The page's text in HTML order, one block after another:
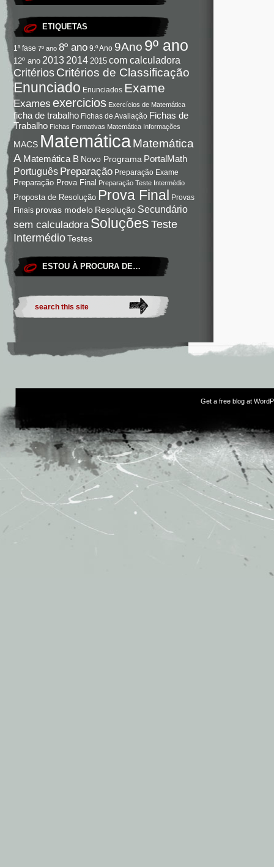
ETIQUETAS
1ª fase 7º ano 8º ano 9.º Ano 9Ano 9º ano
12º ano 2013 2014 2015 com calculadora
Critérios Critérios de Classificação
Enunciado Enunciados Exame
Exames exercicios Exercícios de Matemática
ficha de trabalho Fichas de Avaliação Fichas de
Trabalho Fichas Formativas Matemática Informações
MACS Matemática Matemática
A Matemática B Novo Programa PortalMath
Português Preparação Preparação Exame
Preparação Prova Final Preparação Teste Intermédio
Proposta de Resolução Prova Final Provas
Finais provas modelo Resolução Secundário
sem calculadora Soluções Teste
IntermédioTestes
ESTOU À PROCURA DE…
Get a free blog at